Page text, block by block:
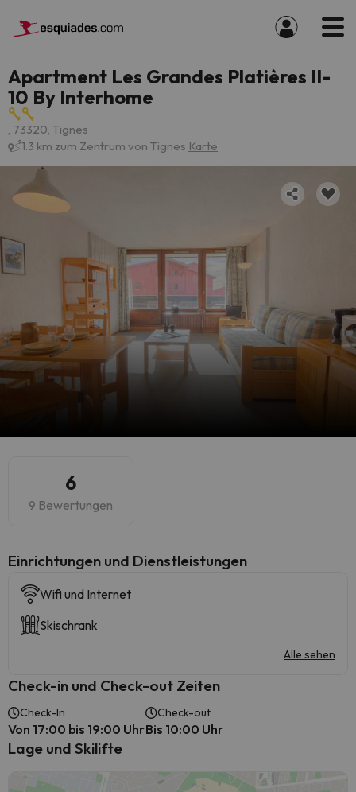
Apartment Les Grandes Platières II-
10 By Interhome
, 73320, Tignes
1.3 km zum Zentrum von Tignes Karte
6
9 Bewertungen
​Einrichtungen und Dienstleistungen
Wifi und Internet
Skischrank
Alle sehen
Check-in und Check-out Zeiten
Check-In
Von 17:00 bis 19:00 Uhr
Check-out
Bis 10:00 Uhr
Lage und Skilifte